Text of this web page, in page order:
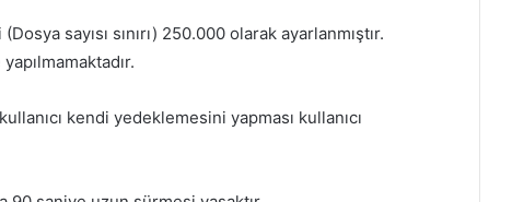
sayısı sınırı) 250.000 olarak ayarlanmıştır.
kendi yedeklemesini yapması kullanıcı